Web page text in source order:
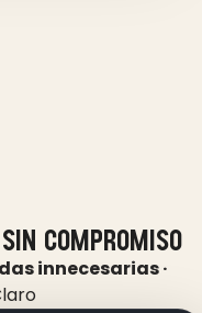
compromiso
innecesarias ·